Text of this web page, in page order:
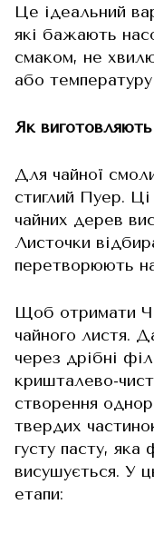
Це ідеальний
які бажають
смаком, не
або
Як
Для чайної
стиглий Пуер.
чайних дерев
Листочки
перетворюють
Щоб отримати Ча
чайного листя.
через дрібні
кришталево-
створення
твердих
густу пасту, яка
висушується. У
етапи: